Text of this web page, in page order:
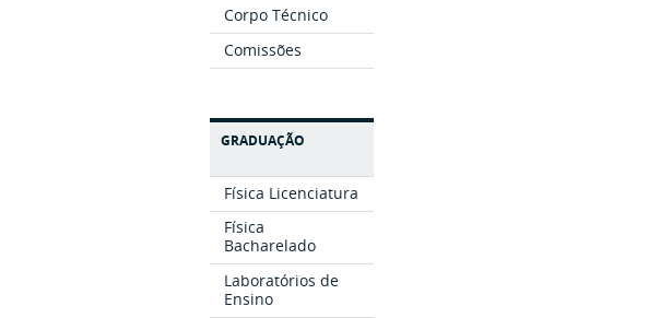
Corpo Técnico
Comissões
GRADUAÇÃO
Física Licenciatura
Física
Bacharelado
Laboratórios de
Ensino